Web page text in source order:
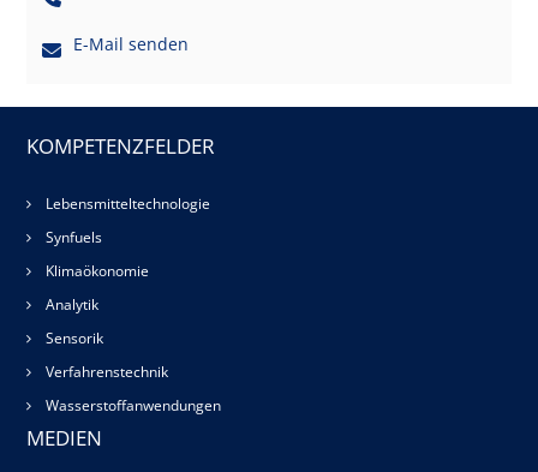
E-Mail senden
KOMPETENZFELDER
Lebensmitteltechnologie
Synfuels
Klimaökonomie
Analytik
Sensorik
Verfahrenstechnik
Wasserstoffanwendungen
MEDIEN